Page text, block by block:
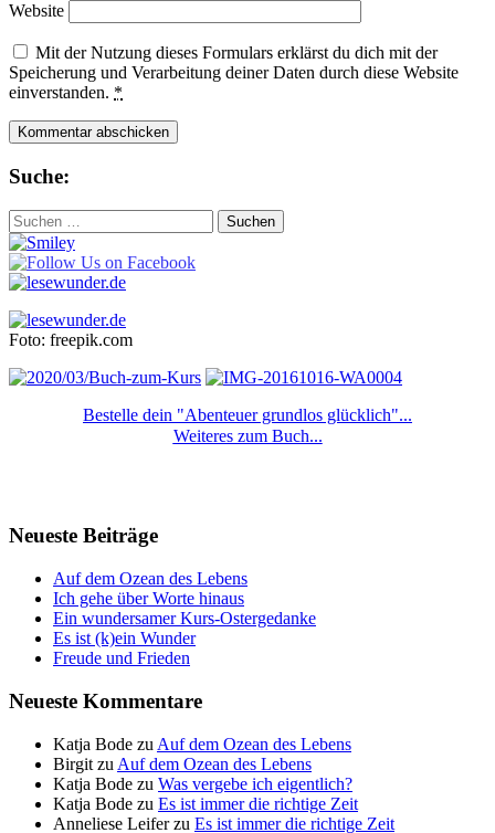
Website
Mit der Nutzung dieses Formulars erklärst du dich mit der
Speicherung und Verarbeitung deiner Daten durch diese Website
einverstanden. *
Suche:
Suchen
nach:
Foto: freepik.com
Bestelle dein "Abenteuer grundlos glücklich"...
Weiteres zum Buch...
Neueste Beiträge
Auf dem Ozean des Lebens
Ich gehe über Worte hinaus
Ein wundersamer Kurs-Ostergedanke
Es ist (k)ein Wunder
Freude und Frieden
Neueste Kommentare
Katja Bode zu Auf dem Ozean des Lebens
Birgit zu Auf dem Ozean des Lebens
Katja Bode zu Was vergebe ich eigentlich?
Katja Bode zu Es ist immer die richtige Zeit
Anneliese Leiferzu Es ist immer die richtige Zeit